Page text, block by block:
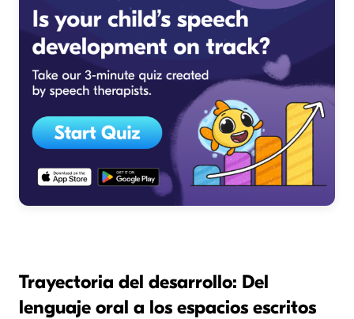
Trayectoria del desarrollo: Del
lenguaje oral a los espacios escritos